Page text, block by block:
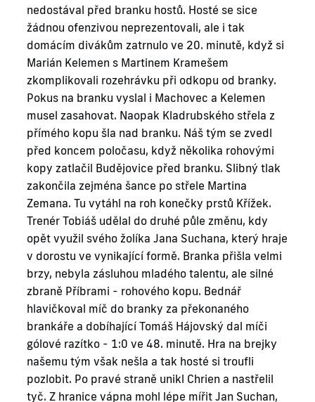
nedostával před branku hostů. Hosté se sice
žádnou ofenzivou neprezentovali, ale i tak
domácím divákům zatrnulo ve 20. minutě, když si
Marián Kelemen s Martinem Kramešem
zkomplikovali rozehrávku při odkopu od branky.
Pokus na branku vyslal i Machovec a Kelemen
musel zasahovat. Naopak Kladrubského střela z
přímého kopu šla nad branku. Náš tým se zvedl
před koncem poločasu, když několika rohovými
kopy zatlačil Budějovice před branku. Slibný tlak
zakončila zejména šance po střele Martina
Zemana. Tu vytáhl na roh konečky prstů Křížek.
Trenér Tobiáš udělal do druhé půle změnu, kdy
opět využil svého žolíka Jana Suchana, který hraje
v dorostu ve vynikající formě. Branka přišla velmi
brzy, nebyla zásluhou mladého talentu, ale silné
zbraně Příbrami - rohového kopu. Bednář
hlavičkoval míč do branky za překonaného
brankáře a dobíhající Tomáš Hájovský dal míči
gólové razítko - 1:0 ve 48. minutě. Hra na brejky
našemu tým však nešla a tak hosté si troufli
pozlobit. Po pravé straně unikl Chrien a nastřelil
tyč. Z hranice vápna mohl lépe mířit Jan Suchan,